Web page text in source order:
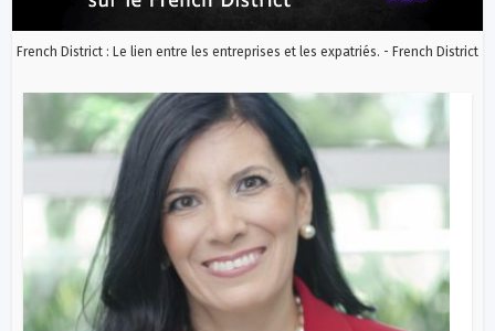
French District : Le lien entre les entreprises et les expatriés. - French District